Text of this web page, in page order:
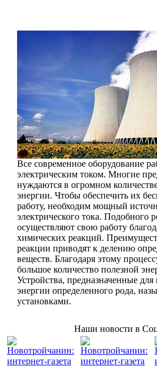
Все современное оборудование
электрическим током. Многие
нуждаются в огромном
энергии. Чтобы обеспечить их
работу, необходим мощный
электрического тока. Подобного
осуществляют свою работу
химических реакций.
реакции приводят к делению
веществ. Благодаря этому
большое количество полезной
Устройства, предназначенные
энергии определенного рода,
установками.
Наши новости в